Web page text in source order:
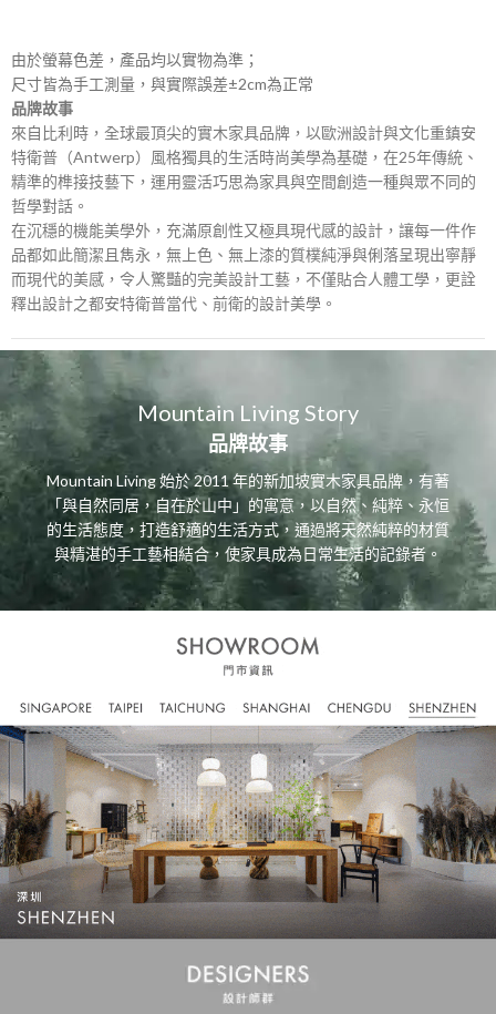
由於螢幕色差，產品均以實物為準；
尺寸皆為手工測量，與實際誤差±2cm為正常
品牌故事
來自比利時，全球最頂尖的實木家具品牌，以歐洲設計與文化重鎮安
特衛普（Antwerp）風格獨具的生活時尚美學為基礎，在25年傳統、
精準的榫接技藝下，運用靈活巧思為家具與空間創造一種與眾不同的
哲學對話。
在沉穩的機能美學外，充滿原創性又極具現代感的設計，讓每一件作
品都如此簡潔且雋永，無上色、無上漆的質樸純淨與俐落呈現出寧靜
而現代的美感，令人驚豔的完美設計工藝，不僅貼合人體工學，更詮
釋出設計之都安特衛普當代、前衛的設計美學。
Mountain Living Story
品牌故事
Mountain Living 始於 2011 年的新加坡實木家具品牌，有著
「與自然同居，自在於山中」的寓意，以自然、純粹、永恒
的生活態度，打造舒適的生活方式，通過將天然純粹的材質
與精湛的手工藝相結合，使家具成為日常生活的記錄者。